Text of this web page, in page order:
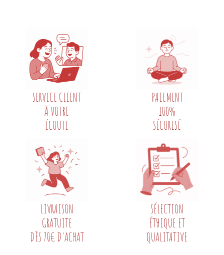
SERVICE CLIENT
À VOTRE
ÉCOUTE
PAIEMENT
100%
SÉCURISÉ
LIVRAISON
GRATUITE
DÈS 70€ D'ACHAT
SÉLECTION
ÉTHIQUE ET
QUALITATIVE